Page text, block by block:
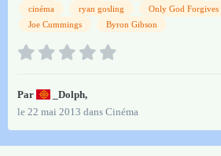
cinéma
ryan gosling Only God Forgives
Joe Cummings
Byron Gibson
Par _Dolph,
le 22 mai 2013 dans Cinéma